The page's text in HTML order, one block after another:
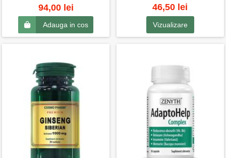
94,00 lei
Adauga in cos
46,50 lei
Vizualizare